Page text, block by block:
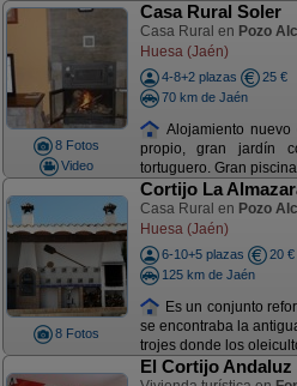
8 Fotos
Video
Casa Rural Soler
Casa Rural en Pozo
Huesa (Jaén)
4-8+2 plazas
25 €
70 km de Jaén
Alojamiento nuevo
propio, gran jardín
tortuguero. Gran
8 Fotos
Cortijo La
Casa Rural en Pozo
Huesa (Jaén)
6-10+5 plazas
20 €
125 km de Jaén
Es un conjunto
se encontraba la
trojes donde los
El Cortijo Andaluz